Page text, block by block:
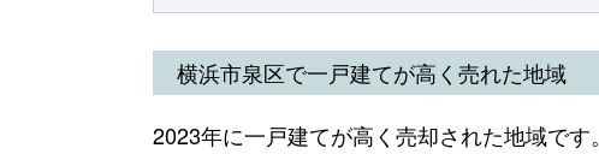
横浜市泉区で一戸建てが高く売れた地域
2023年に一戸建てが高く売却された地域です。